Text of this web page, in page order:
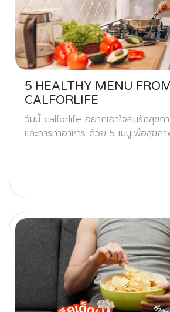
5 HEALTHY MENU
CALFORLIFE
วันนี้ calforlife อยากเอาใจคนรักสุขภ
และการทำอาหาร ด้วย 5 เมนูเพื่อสุขภ